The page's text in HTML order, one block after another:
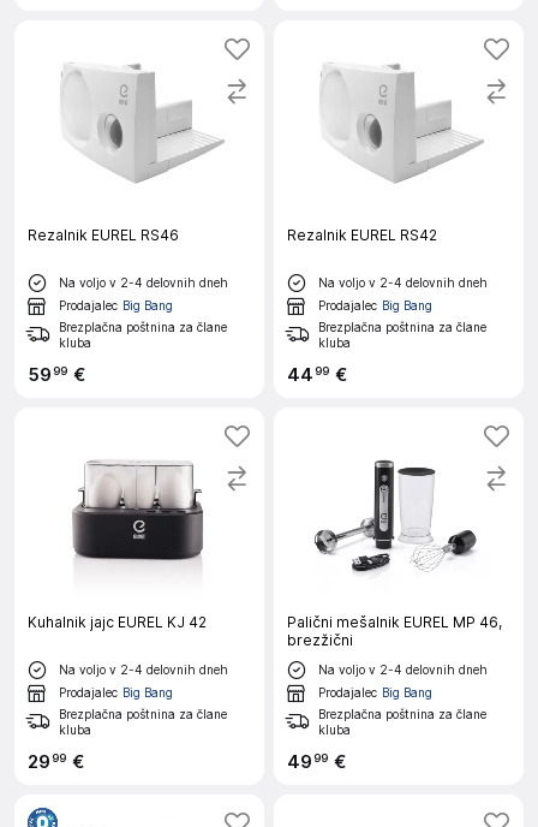
Rezalnik EUREL RS46
Na voljo v 2-4 delovnih dneh
Prodajalec Big Bang
Brezplačna poštnina za člane
kluba
5999 €
Rezalnik EUREL RS42
Na voljo v 2-4 delovnih dneh
Prodajalec Big Bang
Brezplačna poštnina za člane
kluba
4499 €
Kuhalnik jajc EUREL KJ 42
Na voljo v 2-4 delovnih dneh
Prodajalec Big Bang
Brezplačna poštnina za člane
kluba
2999 €
Palični mešalnik EUREL MP 46,
brezžični
Na voljo v 2-4 delovnih dneh
Prodajalec Big Bang
Brezplačna poštnina za člane
kluba
4999 €